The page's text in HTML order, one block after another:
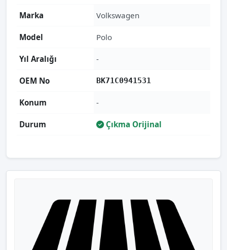
Marka Volkswagen
Model Polo
Yıl Aralığı -
OEM No BK71C0941531
Konum -
Durum Çıkma Orijinal